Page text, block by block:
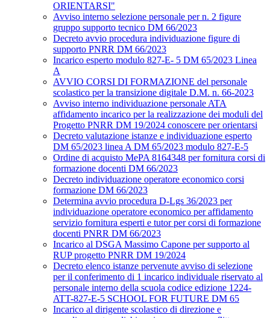
ORIENTARSI"
Avviso interno selezione personale per n. 2 figure
gruppo supporto tecnico DM 66/2023
Decreto avvio procedura individuazione figure di
supporto PNRR DM 66/2023
Incarico esperto modulo 827-E- 5 DM 65/2023 Linea
A
AVVIO CORSI DI FORMAZIONE del personale
scolastico per la transizione digitale D.M. n. 66-2023
Avviso interno individuazione personale ATA
affidamento incarico per la realizzazione dei moduli del
Progetto PNRR DM 19/2024 conoscere per orientarsi
Decreto valutazione istanze e individuazione esperto
DM 65/2023 linea A DM 65/2023 modulo 827-E-5
Ordine di acquisto MePA 8164348 per fornitura corsi di
formazione docenti DM 66/2023
Decreto individuazione operatore economico corsi
formazione DM 66/2023
Determina avvio procedura D-Lgs 36/2023 per
individuazione operatore economico per affidamento
servizio fornitura esperti e tutor per corsi di formazione
docenti PNRR DM 66/2023
Incarico al DSGA Massimo Capone per supporto al
RUP progetto PNRR DM 19/2024
Decreto elenco istanze pervenute avviso di selezione
per il conferimento di 1 incarico individuale riservato al
personale interno della scuola codice edizione 1224-
ATT-827-E-5 SCHOOL FOR FUTURE DM 65
Incarico al dirigente scolastico di direzione e